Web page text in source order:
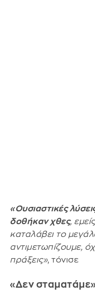
«Ουσιαστικές
δοθήκαν χθες,
καταλάβει το
αντιμετωπίζουμε,
πράξεις», τόνισε
«Δεν